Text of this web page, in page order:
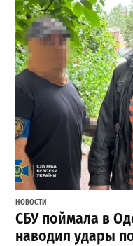
НОВОСТИ
СБУ поймала в
наводил удары